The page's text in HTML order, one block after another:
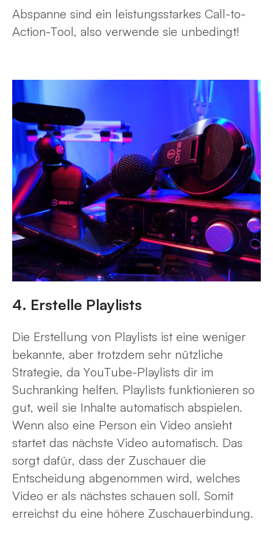
Abspanne sind ein leistungsstarkes Call-to-
Action-Tool, also verwende sie unbedingt!
4. Erstelle Playlists
Die Erstellung von Playlists ist eine weniger
bekannte, aber trotzdem sehr nützliche
Strategie, da YouTube-Playlists dir im
Suchranking helfen. Playlists funktionieren so
gut, weil sie Inhalte automatisch abspielen.
Wenn also eine Person ein Video ansieht
startet das nächste Video automatisch. Das
sorgt dafür, dass der Zuschauer die
Entscheidung abgenommen wird, welches
Video er als nächstes schauen soll. Somit
erreichst du eine höhere Zuschauerbindung.